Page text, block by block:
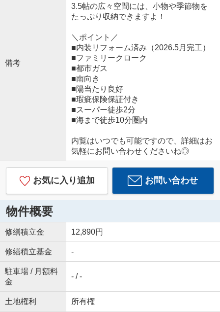
備考
3.5帖の広々空間には、小物や季節物を
たっぷり収納できますよ！
＼ポイント／
■内装リフォーム済み（2026.5月完工）
■ファミリークローク
■都市ガス
■南向き
■陽当たり良好
■瑕疵保険保証付き
■スーパー徒歩2分
■海まで徒歩10分圏内
内覧はいつでも可能ですので、詳細はお
気軽にお問い合わせくださいね◎
お気に入り追加 お問い合わせ
物件概要
修繕積立金 12,890円
修繕積立基金 -
駐車場 / 月額料
金
- / -
土地権利 所有権